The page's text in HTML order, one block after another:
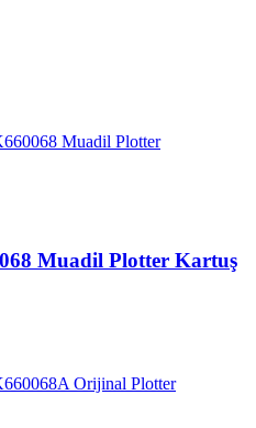
Muadil Plotter Kartuş